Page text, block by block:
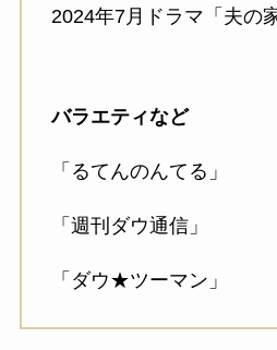
2024年7月ドラマ「夫の
バラエティなど
「るてんのんてる」
「週刊ダウ通信」
「ダウ★ツーマン」